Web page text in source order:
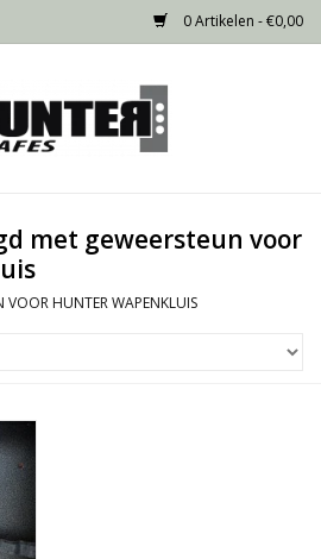
0 Artikelen - €0,00
met geweersteun voor
VOOR HUNTER WAPENKLUIS